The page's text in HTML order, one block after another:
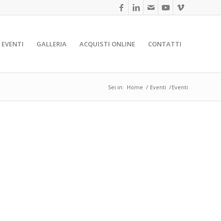
EVENTI GALLERIA ACQUISTI ONLINE CONTATTI
Sei in: Home / Eventi /Eventi